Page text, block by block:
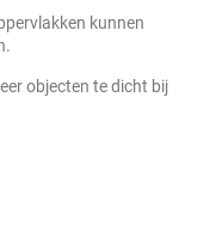
kunnen
objecten te dicht bij